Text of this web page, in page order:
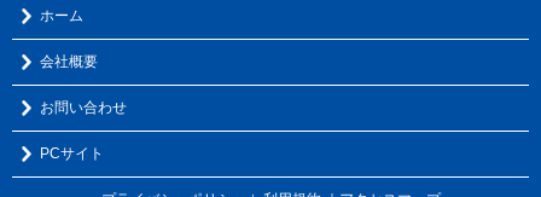
ホーム
会社概要
お問い合わせ
PCサイト